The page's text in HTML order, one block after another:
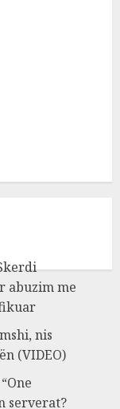
abuzim me
nis
(VIDEO)
serverat?